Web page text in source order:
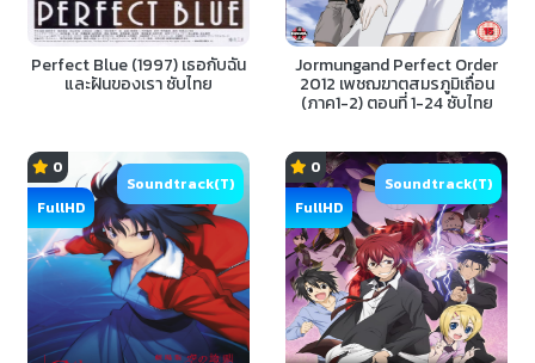
Perfect Blue (1997) เธอกับฉัน
และฝันของเรา ซับไทย
Jormungand Perfect Order
2012 เพชฌฆาตสมรภูมิเถื่อน
(ภาค1-2) ตอนที่ 1-24 ซับไทย
0
FullHD
Soundtrack(T)
0
FullHD
Soundtrack(T)